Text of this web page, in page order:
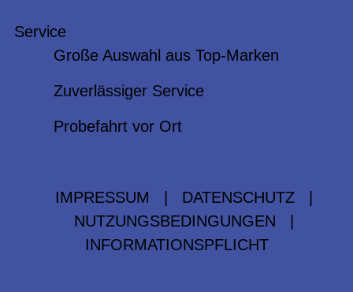
Service
Große Auswahl aus Top-Marken
Zuverlässiger Service
Probefahrt vor Ort
IMPRESSUM DATENSCHUTZ
NUTZUNGSBEDINGUNGEN
INFORMATIONSPFLICHT